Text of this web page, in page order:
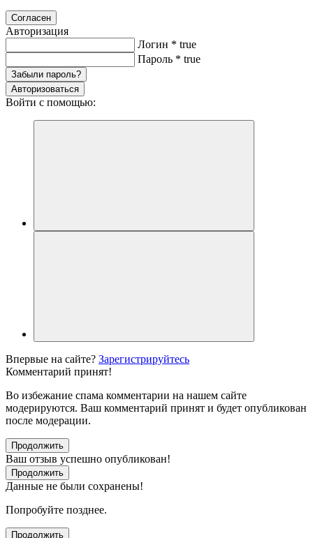
Согласен
Авторизация
Логин * true
Пароль * true
Забыли пароль?
Авторизоваться
Войти с помощью:
Впервые на сайте? Зарегистрируйтесь
Комментарий принят!
Во избежание спама комментарии на нашем сайте
модерируются. Ваш комментарий принят и будет опубликован
после модерации.
Продолжить
Ваш отзыв успешно опубликован!
Продолжить
Данные не были сохранены!
Попробуйте позднее.
Продолжить